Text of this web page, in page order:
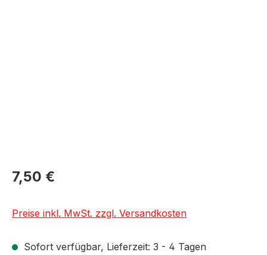
7,50 €
Preise inkl. MwSt. zzgl. Versandkosten
Sofort verfügbar, Lieferzeit: 3 - 4 Tagen